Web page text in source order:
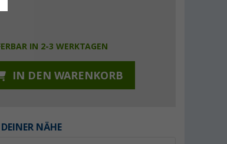
IN 2-3 WERKTAGEN
IN DEN WARENKORB
NÄHE